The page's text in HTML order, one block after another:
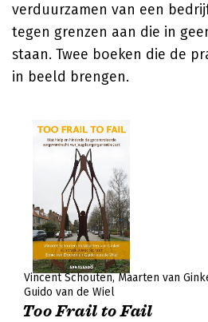
verduurzamen van een
tegen grenzen aan die in
staan. Twee boeken die de
in beeld brengen.
Vincent Schouten Maarten van
Guido van de Wiel
Too Frail to Fail